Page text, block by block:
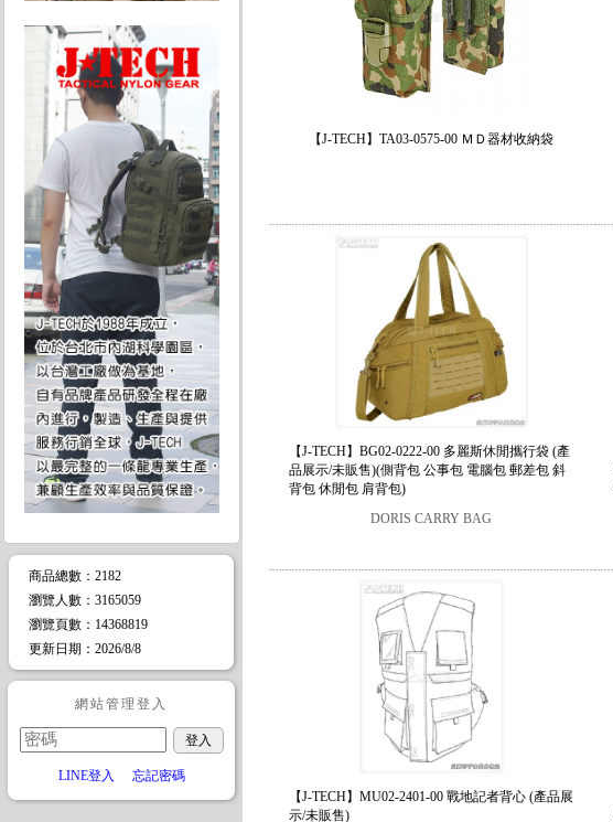
商品總數 ：2182
瀏覽人數 ： 3165059
瀏覽頁數 ： 14368819
更新日期 ：2026/8/8
網站管理登入
LINE登入 忘記密碼
【J-TECH】TA03-0575-00 ＭＤ器材收納袋
【J-TECH】BG02-0222-00 多麗斯休閒攜行袋 (產
品展示/未販售)(側背包 公事包 電腦包 郵差包 斜
背包 休閒包 肩背包)
DORIS CARRY BAG
【J-TECH】MU02-2401-00 戰地記者背心 (產品展
示/未販售)